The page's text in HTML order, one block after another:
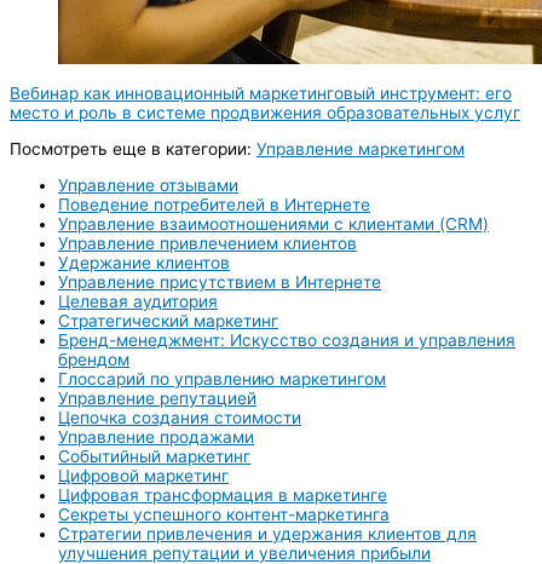
Вебинар как инновационный маркетинговый инструмент: его
место и роль в системе продвижения образовательных услуг
Посмотреть еще в категории: Управление маркетингом
Управление отзывами
Поведение потребителей в Интернете
Управление взаимоотношениями с клиентами (CRM)
Управление привлечением клиентов
Удержание клиентов
Управление присутствием в Интернете
Целевая аудитория
Стратегический маркетинг
Бренд-менеджмент: Искусство создания и управления
брендом
Глоссарий по управлению маркетингом
Управление репутацией
Цепочка создания стоимости
Управление продажами
Событийный маркетинг
Цифровой маркетинг
Цифровая трансформация в маркетинге
Секреты успешного контент-маркетинга
Стратегии привлечения и удержания клиентов для
улучшения репутации и увеличения прибыли